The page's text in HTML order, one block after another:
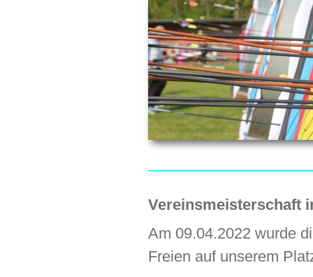
Vereinsmeisterschaft
Am 09.04.2022 wurde
Freien auf unserem